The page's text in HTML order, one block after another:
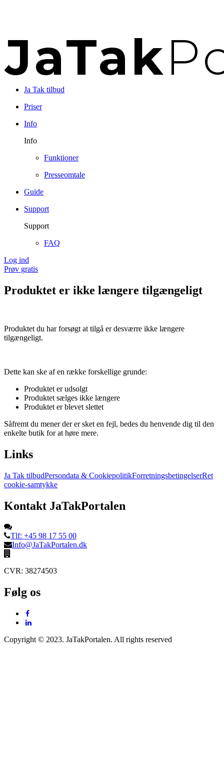
Ja Tak tilbud
Priser
Info
Info
Funktioner
Presseomtale
Guide
Support
Support
FAQ
Log ind
Prøv gratis
Produktet er ikke længere tilgængeligt
Produktet du har forsøgt at tilgå er desværre ikke længere
tilgængeligt.
Dette kan ske af en række forskellige grunde:
Produktet er udsolgt
Produktet sælges ikke længere
Produktet er blevet slettet
Såfremt du mener der er sket en fejl, bedes du henvende dig til den
enkelte butik for at høre mere.
Links
Ja Tak tilbudPersondata & CookiepolitikForretningsbetingelserRet
cookie-samtykke
Kontakt JaTakPortalen
Tlf: +45 98 17 55 00
Info@JaTakPortalen.dk
CVR: 38274503
Følg os
Copyright © 2023. JaTakPortalen. All rights reserved